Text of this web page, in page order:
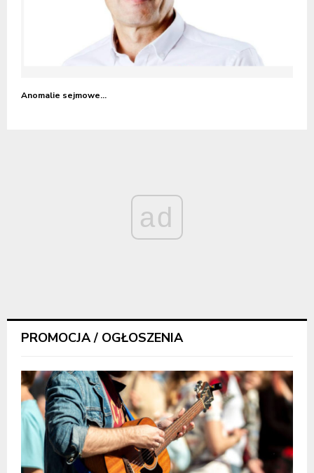
Anomalie sejmowe…
ad
PROMOCJA / OGŁOSZENIA